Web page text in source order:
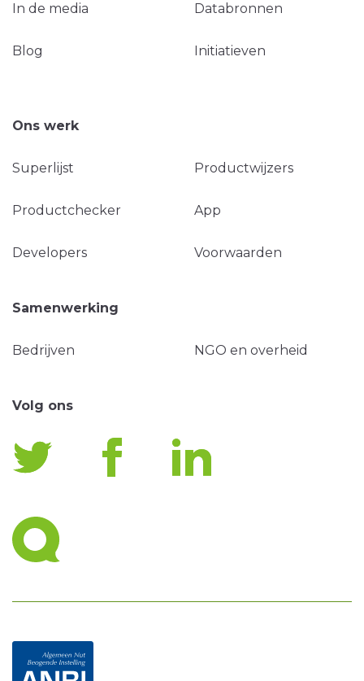
In de media Databronnen
Blog Initiatieven
Ons werk
Superlijst Productwijzers
Productchecker App
Developers Voorwaarden
Samenwerking
Bedrijven NGO en overheid
Volg ons